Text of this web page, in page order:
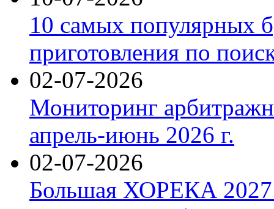
10 самых популярных
приготовления по
02-07-2026
Мониторинг
апрель-июнь 2026 г.
02-07-2026
Большая ХОРЕКА 2027: